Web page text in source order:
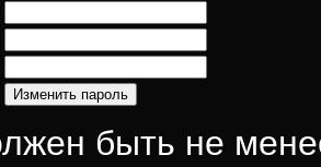
быть не